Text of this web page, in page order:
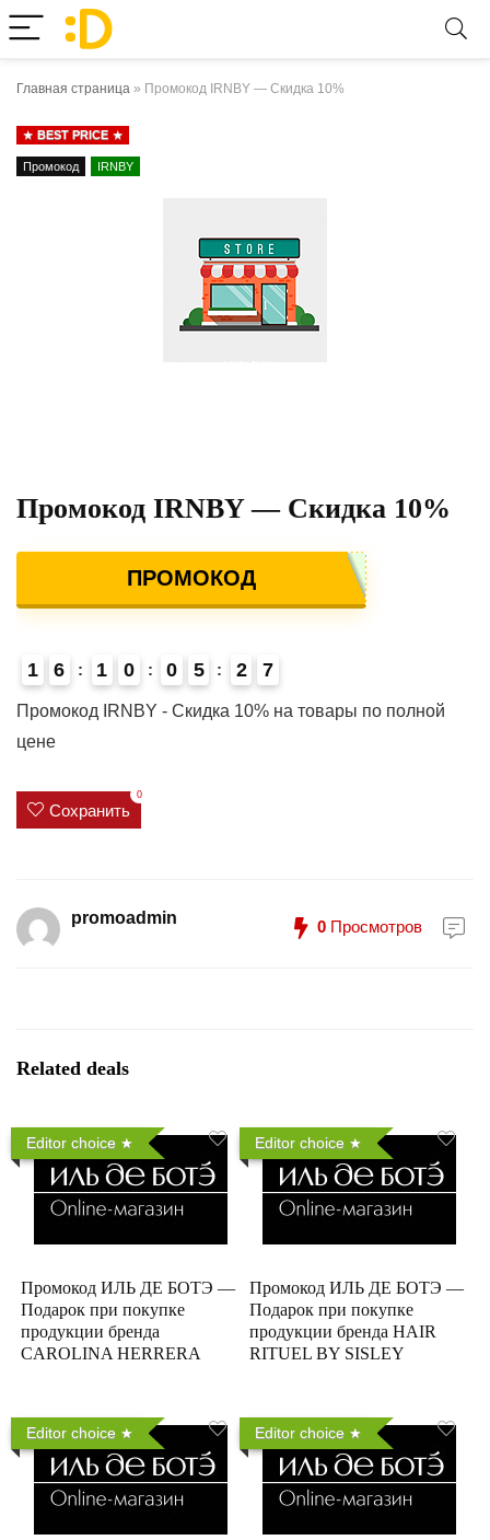
Главная страница » Промокод IRNBY — Скидка 10%
BEST PRICE
Промокод IRNBY
Промокод IRNBY — Скидка 10%
ПРОМОКОД
1
4
6 1 0 0 5 2 7
Промокод IRNBY - Скидка 10% на товары по полной
цене
Сохранить
0
promoadmin 0 Просмотров
Related deals
Editor choice
Промокод ИЛЬ ДЕ БОТЭ —
Подарок при покупке
продукции бренда
CAROLINA HERRERA
Editor choice
Промокод ИЛЬ ДЕ БОТЭ —
Подарок при покупке
продукции бренда HAIR
RITUEL BY SISLEY
Editor choice Editor choice